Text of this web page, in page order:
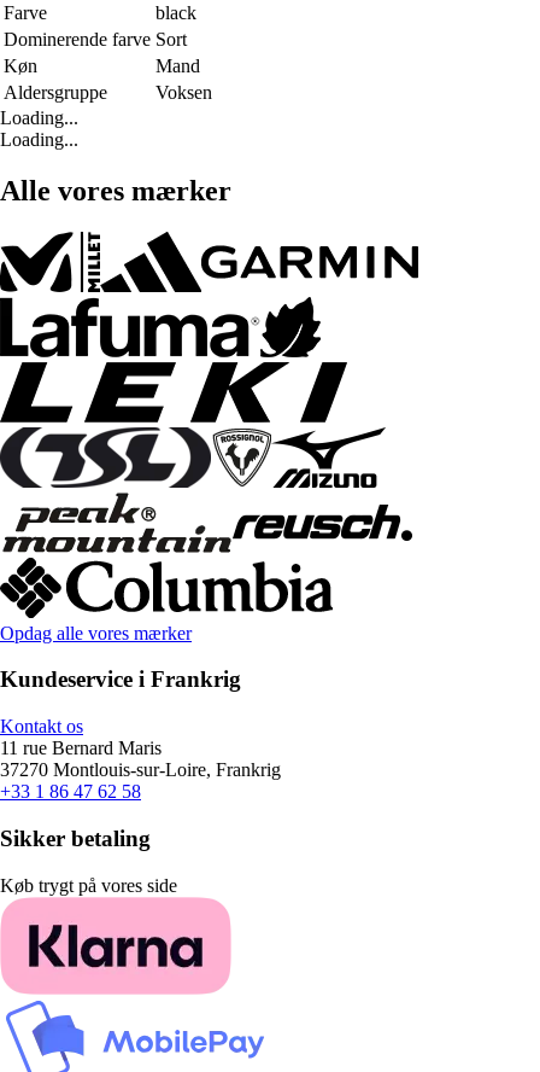
Farve
black
Dominerende farve Sort
Køn
Mand
Aldersgruppe
Voksen
Loading...
Loading...
Alle vores mærker
Opdag alle vores mærker
Kundeservice i Frankrig
Kontakt os
11 rue Bernard Maris
37270 Montlouis-sur-Loire, Frankrig
+33 1 86 47 62 58
Sikker betaling
Køb trygt på vores side